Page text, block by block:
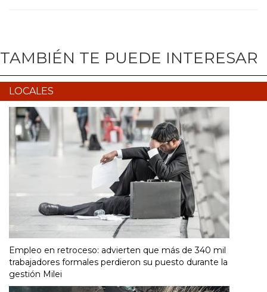
TAMBIÉN TE PUEDE INTERESAR
LOCALES
Empleo en retroceso: advierten que más de 340 mil
trabajadores formales perdieron su puesto durante la
gestión Milei